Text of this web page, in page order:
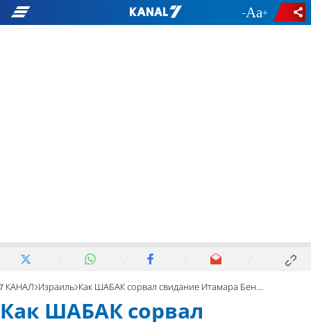
- +
7 КАНАЛ Израиль Как ШАБАК сорвал свидание Итамара Бен-Гвира
Как ШАБАК сорвал